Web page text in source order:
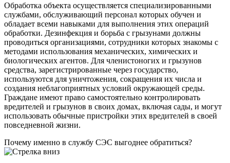
Обработка объекта осуществляется специализированными
службами, обслуживающий персонал которых обучен и
обладает всеми навыками для выполнения этих операций
обработки. Дезинфекция и борьба с грызунами должны
проводиться организациями, сотрудники которых знакомы с
методами использования механических, химических и
биологических агентов. Для членистоногих и грызунов
средства, зарегистрированные через государство,
используются для уничтожения, сокращения их числа и
создания неблагоприятных условий окружающей среды.
Граждане имеют право самостоятельно контролировать
вредителей и грызунов в своих домах, включая сады, и могут
использовать обычные пристройки этих вредителей в своей
повседневной жизни.
Почему именно в службу СЭС выгоднее обратиться?